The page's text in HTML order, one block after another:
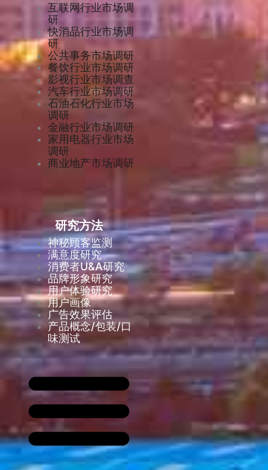
互联网行业市场调
研
快消品行业市场调
研
公共事务市场调研
餐饮行业市场调研
影视行业市场调查
汽车行业市场调研
石油石化行业市场
调研
金融行业市场调研
家用电器行业市场
调研
商业地产市场调研
研究方法
神秘顾客监测
满意度研究
消费者U&A研究
品牌形象研究
用户体验研究
用户画像
广告效果评估
产品概念/包装/口
味测试